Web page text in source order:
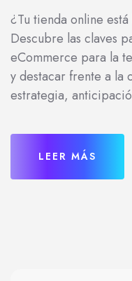
¿Tu tienda online
Descubre las claves
eCommerce para la
y destacar frente a la
estrategia,
LEER MÁS